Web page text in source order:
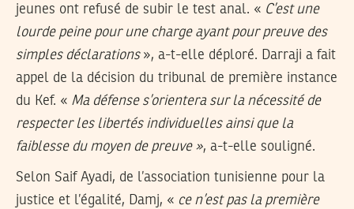
jeunes ont refusé de subir le test anal. « C’est une
lourde peine pour une charge ayant pour preuve des
simples déclarations», a-t-elle déploré. Darraji a fait
appel de la décision du tribunal de première instance
du Kef. « Ma défense s’orientera sur la nécessité de
respecter les libertés individuelles ainsi que la
faiblesse du moyen de preuve », a-t-elle souligné.
Selon Saif Ayadi, de l’association tunisienne pour la
justice et l’égalité, Damj, « ce n’est pas la première